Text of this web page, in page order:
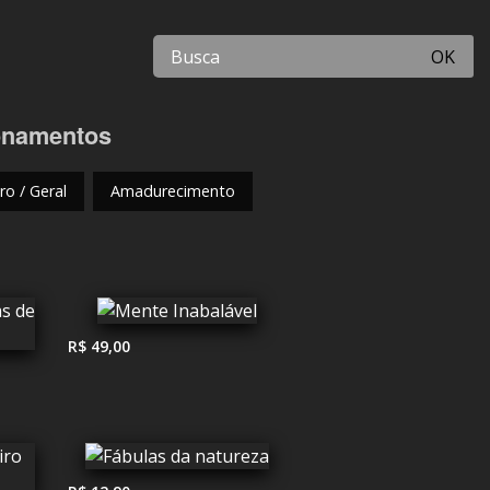
OK
/ Geral Amadurecimento
R$ 49,00